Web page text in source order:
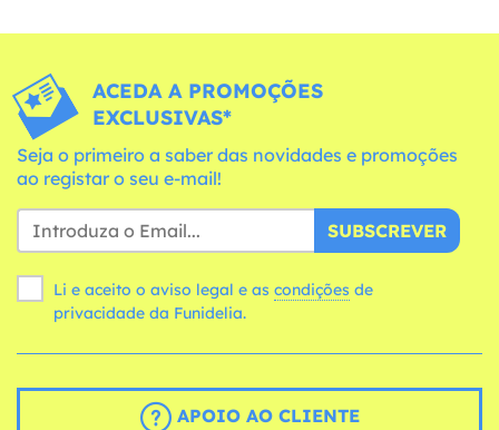
ACEDA A PROMOÇÕES
EXCLUSIVAS*
Seja o primeiro a saber das novidades e promoções
ao registar o seu e-mail!
SUBSCREVER
Li e aceito o aviso legal e as condições
privacidade da Funidelia.
APOIO AO CLIENTE